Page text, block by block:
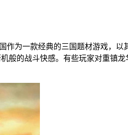
作为一款经典的三国题材游戏，
般的战斗快感。有些玩家对重镇